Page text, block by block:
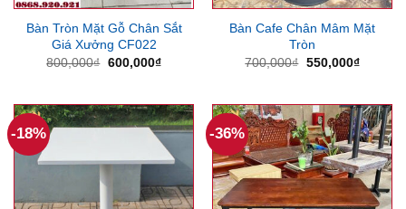
Bàn Tròn Mặt Gỗ Chân Sắt
Giá Xưởng CF022
800,000₫ Giá
600,000₫Giá
600,000₫.
Bàn Cafe Chân Mâm Mặt
Tròn
700,000₫ Giá
550,000₫Giá
-18% -36%